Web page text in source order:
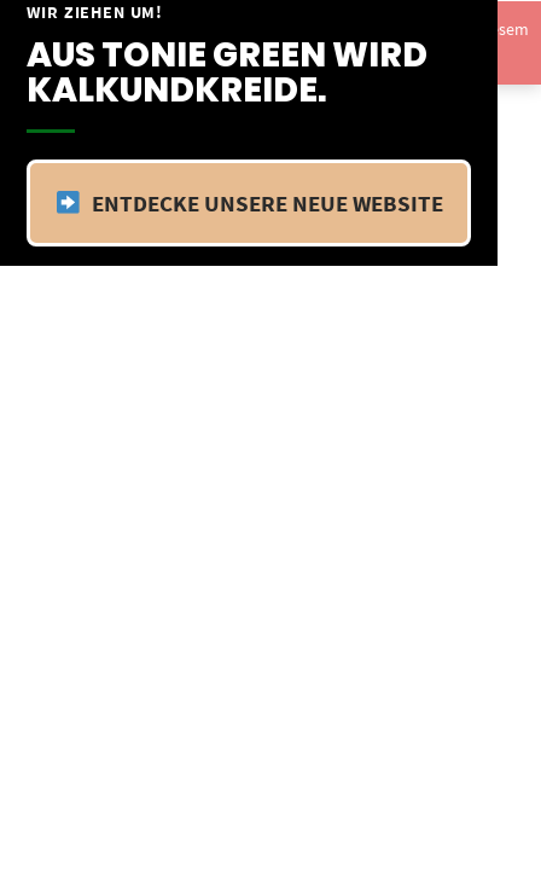
WIR ZIEHEN UM!
AUS TONIE GREEN WIRD
KALKUNDKREIDE.
ENTDECKE UNSERE NEUE WEBSITE
Springe
Inhalt
Vom 09.04.25 - 20.04.25 befinden wir uns im Betriebsurlaub. In diesem
Zeitraum findet kein Versand statt.Ausblenden